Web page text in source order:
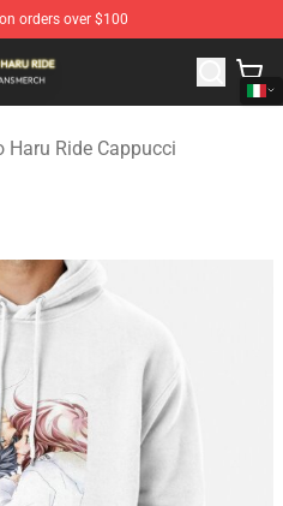
orders over $100
Ao Haru Ride Merchandise
Haru Ride Cappucci